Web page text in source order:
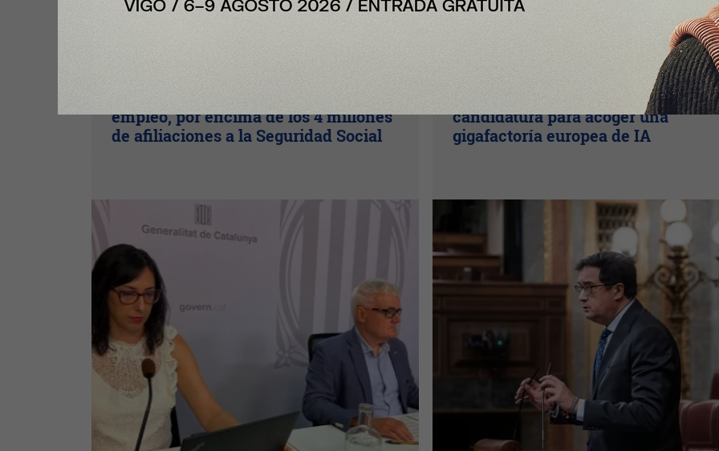
Te puede interesar:
Cataluña continúa con récord de
empleo, por encima de los 4 millones
de afiliaciones a la Seguridad Social
Enfoque
España formalizará en septiembre
candidatura para acoger una
gigafactoría europea de IA